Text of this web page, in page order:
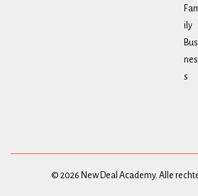
ily
nes
s
© 2026 New Deal Academy. Alle